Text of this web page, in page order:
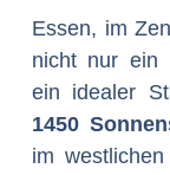
Essen, im
nicht nur ein
ein idealer
1450
im